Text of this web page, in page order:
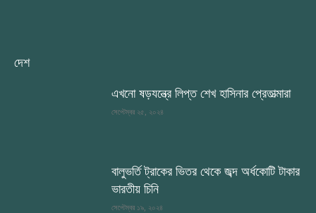
দেশ
এখনো ষড়যন্ত্রে লিপ্ত শেখ হাসিনার প্রেতাত্মারা
সেপ্টেম্বর ২৫, ২০২৪
বালুভর্তি ট্রাকের ভিতর থেকে জব্দ অর্ধকোটি টাকার
ভারতীয় চিনি
সেপ্টেম্বর ১৯, ২০২৪